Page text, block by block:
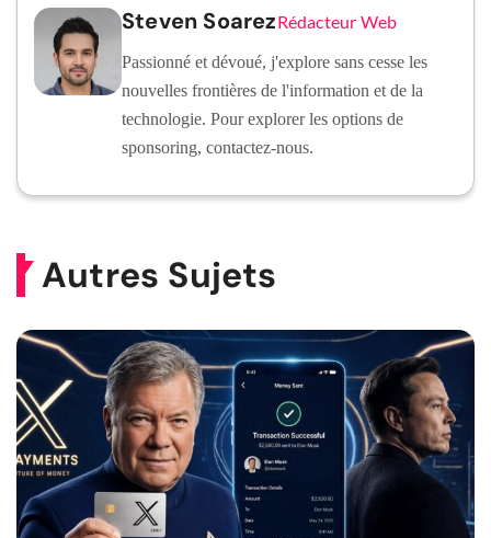
Steven SoarezRédacteur Web
Passionné et dévoué, j'explore sans cesse les
nouvelles frontières de l'information et de la
technologie. Pour explorer les options de
sponsoring, contactez-nous.
Autres Sujets